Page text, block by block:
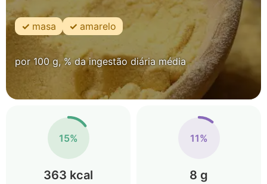
masa amarelo
por 100 g, % da ingestão diária média
15%
363 kcal
11%
8 g